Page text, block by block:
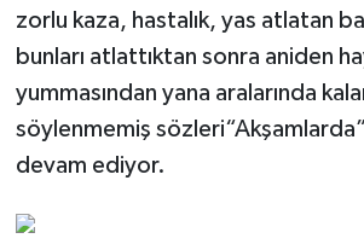
zorlu kaza, hastalık, yas atlatan
bunları atlattıktan sonra aniden
yummasından yana aralarında
söylenmemiş
devam ediyor.